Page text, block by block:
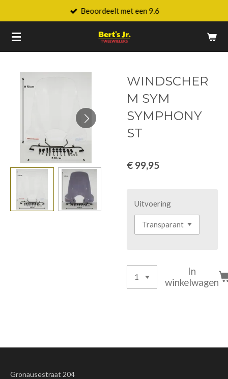
naar
de
Beoordeelt met een 9.6
WINDSCHER
M SYM
SYMPHONY
ST
€ 99,95
Uitvoering
In
winkelwagen
Gronausestraat 204